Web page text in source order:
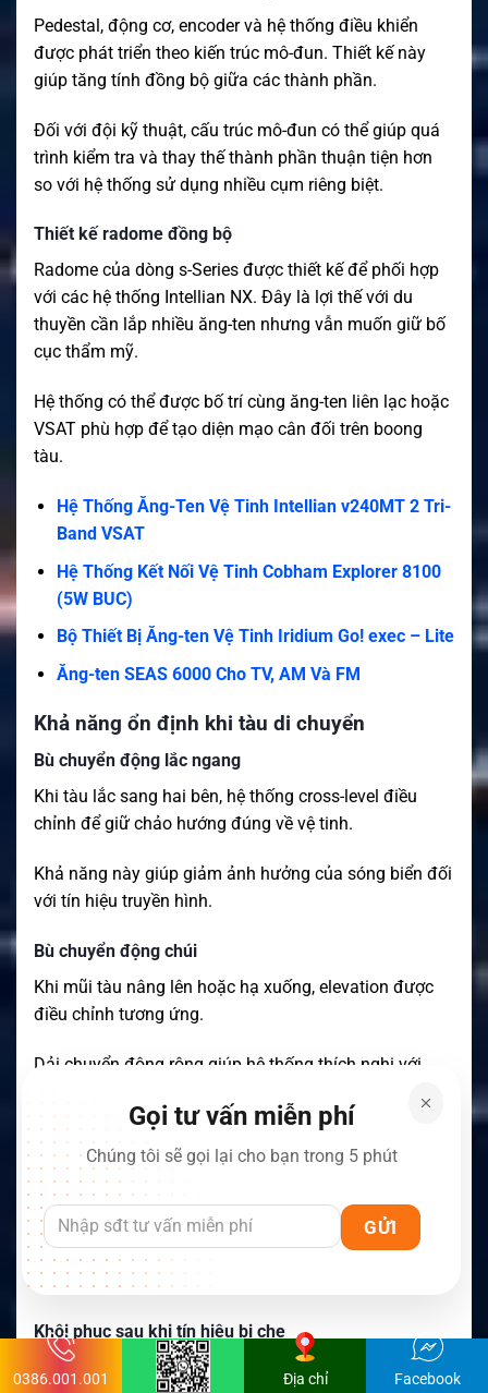
Pedestal, động cơ, encoder và hệ thống điều khiển
được phát triển theo kiến trúc mô-đun. Thiết kế này
giúp tăng tính đồng bộ giữa các thành phần.
Đối với đội kỹ thuật, cấu trúc mô-đun có thể giúp quá
trình kiểm tra và thay thế thành phần thuận tiện hơn
so với hệ thống sử dụng nhiều cụm riêng biệt.
Thiết kế radome đồng bộ
Radome của dòng s-Series được thiết kế để phối hợp
với các hệ thống Intellian NX. Đây là lợi thế với du
thuyền cần lắp nhiều ăng-ten nhưng vẫn muốn giữ bố
cục thẩm mỹ.
Hệ thống có thể được bố trí cùng ăng-ten liên lạc hoặc
VSAT phù hợp để tạo diện mạo cân đối trên boong
tàu.
Hệ Thống Ăng-Ten Vệ Tinh Intellian v240MT 2 Tri-
Band VSAT
Hệ Thống Kết Nối Vệ Tinh Cobham Explorer 8100
(5W BUC)
Bộ Thiết Bị Ăng-ten Vệ Tinh Iridium Go! exec – Lite
Ăng-ten SEAS 6000 Cho TV, AM Và FM
Khả năng ổn định khi tàu di chuyển
Bù chuyển động lắc ngang
Khi tàu lắc sang hai bên, hệ thống cross-level điều
chỉnh để giữ chảo hướng đúng về vệ tinh.
Khả năng này giúp giảm ảnh hưởng của sóng biển đối
với tín hiệu truyền hình.
Bù chuyển động chúi
Khi mũi tàu nâng lên hoặc hạ xuống, elevation được
điều chỉnh tương ứng.
Dải chuyển động rộng giúp hệ thống thích nghi với
Theo dõi khi tàu đổi hướng
Azimuth không giới hạn cho phép cụm chảo tiếp tục
quay theo vệ tinh khi tàu đổi hướng nhiều lần.
Slip ring và rotary joint giúp giảm hạn chế liên quan
đến việc xoắn cáp bên trong pedestal.
Khôi phục sau khi tín hiệu bị che
Nếu vệ tinh bị che tạm thời bởi cầu, cột buồm hoặc
Gọi tư vấn miễn phí
Chúng tôi sẽ gọi lại cho bạn trong 5 phút
0386.001.001 Địa chỉ Facebook